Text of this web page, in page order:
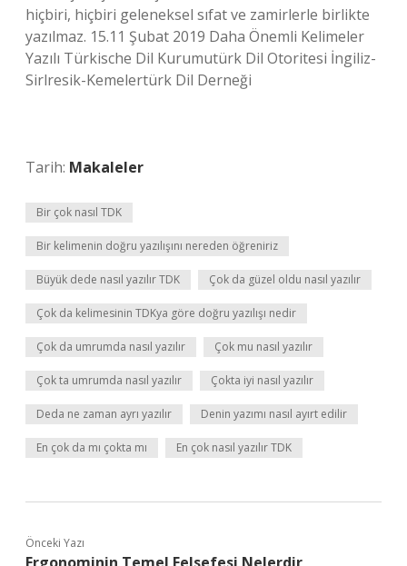
hiçbiri, hiçbiri geleneksel sıfat ve zamirlerle birlikte
yazılmaz. 15.11 Şubat 2019 Daha Önemli Kelimeler
Yazılı Türkische Dil Kurumutürk Dil Otoritesi İngiliz-
Sirlresik-Kemelertürk Dil Derneği
Tarih: Makaleler
Bir çok nasıl TDK
Bir kelimenin doğru yazılışını nereden öğreniriz
Büyük dede nasıl yazılır TDK Çok da güzel oldu nasıl yazılır
Çok da kelimesinin TDKya göre doğru yazılışı nedir
Çok da umrumda nasıl yazılır Çok mu nasıl yazılır
Çok ta umrumda nasıl yazılır Çokta iyi nasıl yazılır
Deda ne zaman ayrı yazılır Denin yazımı nasıl ayırt edilir
En çok da mı çokta mı En çok nasıl yazılır TDK
Önceki Yazı